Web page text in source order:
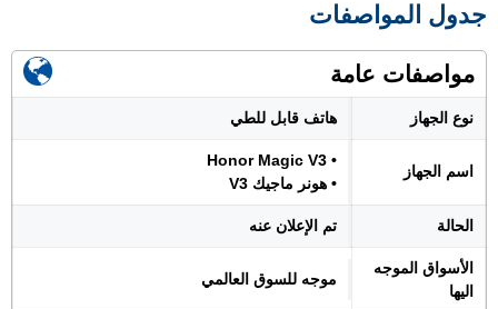
جدول المواصفات
مواصفات عامة
نوع الجهاز هاتف قابل للطي
اسم الجهاز
• Honor Magic V3
• هونر ماجيك V3
الحالة تم الإعلان عنه
الأسواق الموجه
اليها
موجه للسوق العالمي